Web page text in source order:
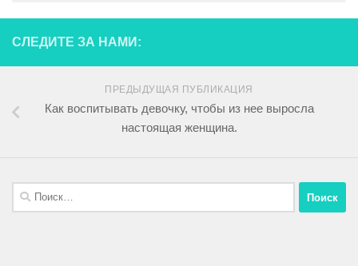
СЛЕДИТЕ ЗА НАМИ:
ПРЕДЫДУЩАЯ ПУБЛИКАЦИЯ
Как воспитывать девочку, чтобы из нее выросла
настоящая женщина.